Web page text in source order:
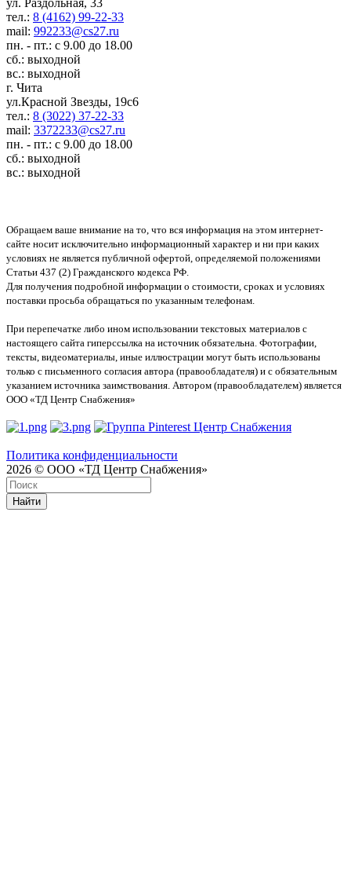
тел.: 8 (4162) 99-22-33
mail: 992233@cs27.ru
пн. - пт.: с 9.00 до 18.00
сб.: выходной
вс.: выходной
г. Чита
ул.Красной Звезды, 19с6
тел.: 8 (3022) 37-22-33
mail: 3372233@cs27.ru
пн. - пт.: с 9.00 до 18.00
сб.: выходной
вс.: выходной
Обращаем ваше внимание на то, что вся информация на этом интернет-
сайте носит исключительно информационный характер и ни при каких
условиях не является публичной офертой, определяемой положениями
Статьи 437 (2) Гражданского кодекса РФ.
Для получения подробной информации о стоимости, сроках и условиях
поставки просьба обращаться по указанным телефонам.
При перепечатке либо ином использовании текстовых материалов с
настоящего сайта гиперссылка на источник обязательна. Фотографии,
тексты, видеоматериалы, иные иллюстрации могут быть использованы
только с письменного согласия автора (правообладателя) и с обязательным
указанием источника заимствования. Автором (правообладателем) является
ООО «ТД Центр Снабжения»
Политика конфиденциальности
2026 © ООО «ТД Центр Снабжения»
Найти